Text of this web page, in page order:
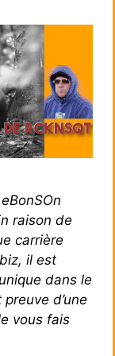
raison de
carrière
il est
dans le
d’une
vous fais